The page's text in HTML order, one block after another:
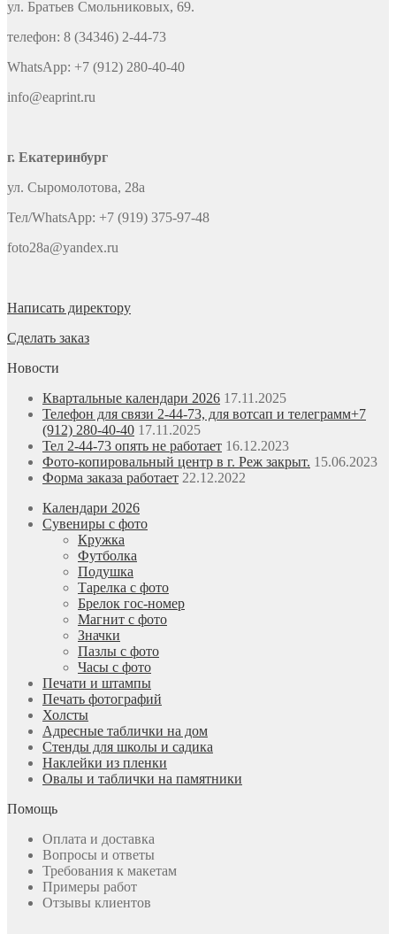
ул. Братьев Смольниковых, 69.
телефон: 8 (34346) 2-44-73
WhatsApp: +7 (912) 280-40-40
info@eaprint.ru
г. Екатеринбург
ул. Сыромолотова, 28а
Тел/WhatsApp: +7 (919) 375-97-48
foto28a@yandex.ru
Написать директору
Сделать заказ
Новости
Квартальные календари 2026 17.11.2025
Телефон для связи 2-44-73, для вотсап и телеграмм+7
(912) 280-40-40 17.11.2025
Тел 2-44-73 опять не работает 16.12.2023
Фото-копировальный центр в г. Реж закрыт. 15.06.2023
Форма заказа работает 22.12.2022
Календари 2026
Сувениры с фото
Кружка
Футболка
Подушка
Тарелка с фото
Брелок гос-номер
Магнит с фото
Значки
Пазлы с фото
Часы с фото
Печати и штампы
Печать фотографий
Холсты
Адресные таблички на дом
Стенды для школы и садика
Наклейки из пленки
Овалы и таблички на памятники
Помощь
Оплата и доставка
Вопросы и ответы
Требования к макетам
Примеры работ
Отзывы клиентов